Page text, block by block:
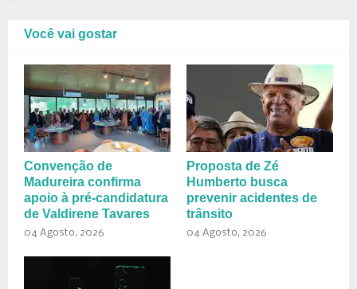
Você vai gostar
Convenção de
Madureira confirma
apoio à pré-candidatura
de Valdirene Tavares
04 Agosto, 2026
Proposta de Zé
Humberto busca
prevenir acidentes de
trânsito
04 Agosto, 2026